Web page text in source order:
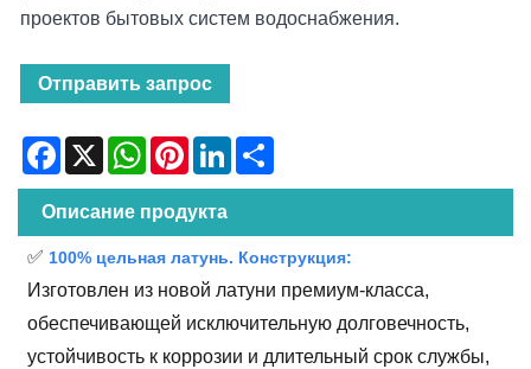
проектов бытовых систем водоснабжения.
Отправить запрос
Facebook
X WhatsAppPinterestLinkedIn
Описание продукта
✅ 100% цельная латунь. Конструкция:
Изготовлен из новой латуни премиум-класса,
обеспечивающей исключительную долговечность,
устойчивость к коррозии и длительный срок службы,